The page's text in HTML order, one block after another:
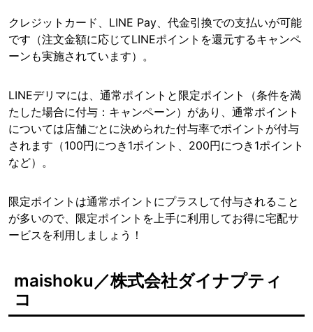
クレジットカード、LINE Pay、代金引換での支払いが可能
です（注文金額に応じてLINEポイントを還元するキャンペ
ーンも実施されています）。
LINEデリマには、通常ポイントと限定ポイント（条件を満
たした場合に付与：キャンペーン）があり、通常ポイント
については店舗ごとに決められた付与率でポイントが付与
されます（100円につき1ポイント、200円につき1ポイント
など）。
限定ポイントは通常ポイントにプラスして付与されること
が多いので、限定ポイントを上手に利用してお得に宅配サ
ービスを利用しましょう！
maishoku／株式会社ダイナプティ
コ